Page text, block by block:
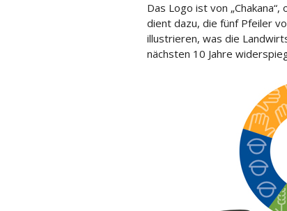
Das Logo ist von
dient dazu, die fünf Pfeiler
illustrieren, was die
nächsten 10 Jahre